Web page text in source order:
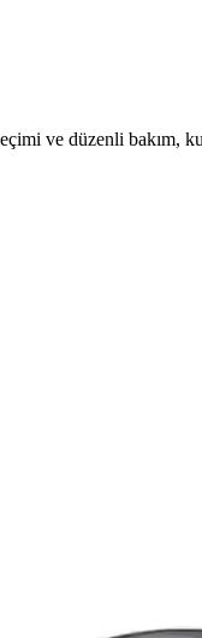
ve düzenli bakım,